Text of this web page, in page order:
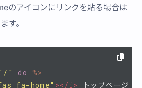
のアイコンにリンクを貼る場合は
す。
"/" do
%>
fa-home" ></i>